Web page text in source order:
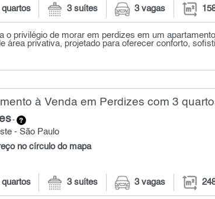
quartos 3 suítes 3 vagas
o privilégio de morar em perdizes em um
área privativa, projetado para oferecer conforto,
à Venda em Perdizes com 3
-
- São Paulo
no círculo do mapa
quartos 3 suítes 3 vagas